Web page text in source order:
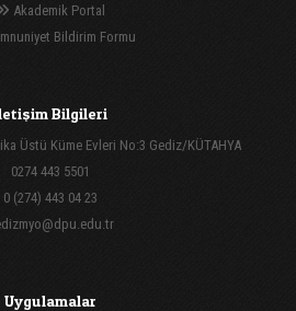
Akademik Portal
Bildirim Formu
Bilgileri
Üstü Küme Evleri No:3 Gediz/KÜTAHYA
0274 443 5501
0 (274) 443 04 23
Uygulamalar